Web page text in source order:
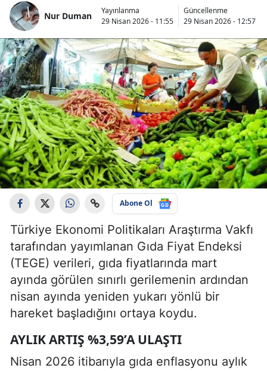
Nur Duman
Yayınlanma
29 Nisan 2026 - 11:55
Güncellenme
29 Nisan 2026 - 12:57
Abone Ol
Türkiye Ekonomi Politikaları Araştırma Vakfı
tarafından yayımlanan Gıda Fiyat Endeksi
(TEGE) verileri, gıda fiyatlarında mart
ayında görülen sınırlı gerilemenin ardından
nisan ayında yeniden yukarı yönlü bir
hareket başladığını ortaya koydu.
AYLIK ARTIŞ %3,59’A ULAŞTI
Nisan 2026 itibarıyla gıda enflasyonu aylık